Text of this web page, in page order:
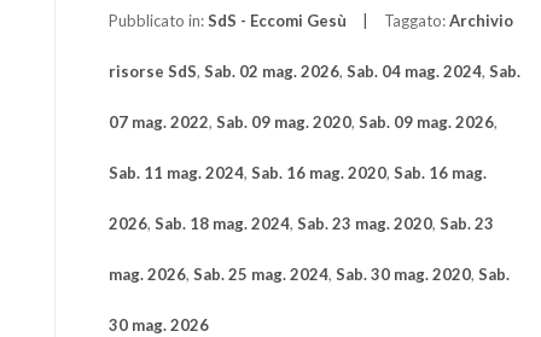
Pubblicato in:SdS - Eccomi Gesù Taggato:Archivio
risorse SdS, Sab. 02 mag. 2026, Sab. 04 mag. 2024, Sab.
07 mag. 2022, Sab. 09 mag. 2020, Sab. 09 mag. 2026,
Sab. 11 mag. 2024, Sab. 16 mag. 2020, Sab. 16 mag.
2026, Sab. 18 mag. 2024, Sab. 23 mag. 2020, Sab. 23
mag. 2026, Sab. 25 mag. 2024, Sab. 30 mag. 2020, Sab.
30 mag. 2026